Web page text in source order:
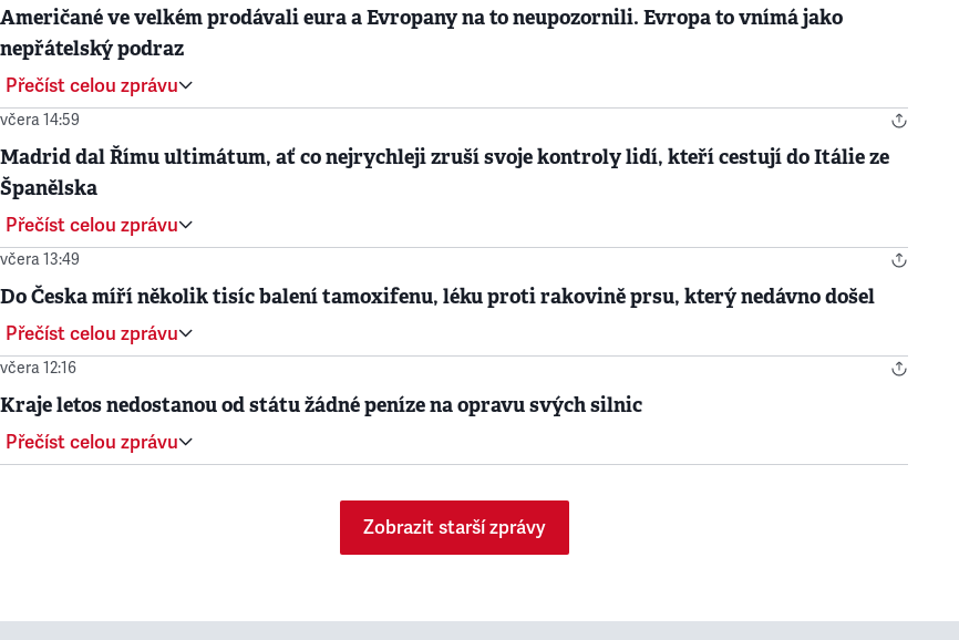
Američané ve velkém prodávali eura a Evropany na to neupozornili. Evropa to vnímá jako
nepřátelský podraz
Přečíst celou zprávu
včera 14:59
Madrid dal Římu ultimátum, ať co nejrychleji zruší svoje kontroly lidí, kteří cestují do Itálie ze
Španělska
Přečíst celou zprávu
včera 13:49
Do Česka míří několik tisíc balení tamoxifenu, léku proti rakovině prsu, který nedávno došel
Přečíst celou zprávu
včera 12:16
Kraje letos nedostanou od státu žádné peníze na opravu svých silnic
Přečíst celou zprávu
Zobrazit starší zprávy